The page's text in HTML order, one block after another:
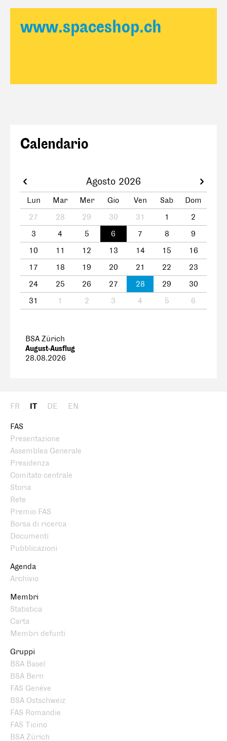
www.spaceshop.ch
Calendario
Agosto 2026
Lun Mar Mer Gio Ven Sab
Dom
27
28 29 30 31 1
2
3
4 5 6 7 8
9
10
11 12 13 14 15
16
17
18 19 20 21 22
23
24
25 26 27 28 29
30
31
1 2 3 4 5 6
BSA Zürich
August-Ausflug
28.08.2026
FR IT DE EN
FAS
Presentazione
Assemblea Generale
Presidenza
Comitato centrale
Storia
Rete
Premio FAS
Borsa di ricerca
Documenti
Pubblicazioni
Agenda
Archivio
Membri
Statistica
Carta
Membri defunti
Gruppi
BSA Basel
BSA Bern
FAS Genève
BSA Ostschweiz
FAS Romandie
FAS Ticino
BSA Zürich